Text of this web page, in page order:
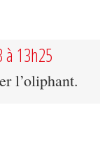
à 13h25
l’oliphant.